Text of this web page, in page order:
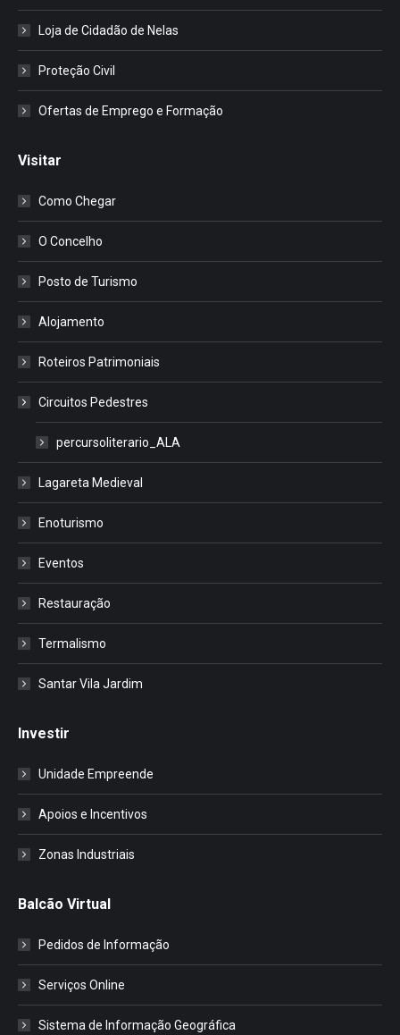
Loja de Cidadão de Nelas
Proteção Civil
Ofertas de Emprego e Formação
Visitar
Como Chegar
O Concelho
Posto de Turismo
Alojamento
Roteiros Patrimoniais
Circuitos Pedestres
percursoliterario_ALA
Lagareta Medieval
Enoturismo
Eventos
Restauração
Termalismo
Santar Vila Jardim
Investir
Unidade Empreende
Apoios e Incentivos
Zonas Industriais
Balcão Virtual
Pedidos de Informação
Serviços Online
Sistema de Informação Geográfica